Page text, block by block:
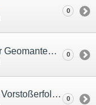
0
[dev1202] Ergonische Waffen für Geomanten und Runenfechter 0
[dev1201] Neue Zunftränge und Vorstoßerfolge 0